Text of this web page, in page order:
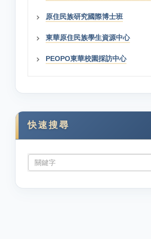
原住民族研究國際博士班
東華原住民族學生資源中心
PEOPO東華校園採訪中心
快速搜尋